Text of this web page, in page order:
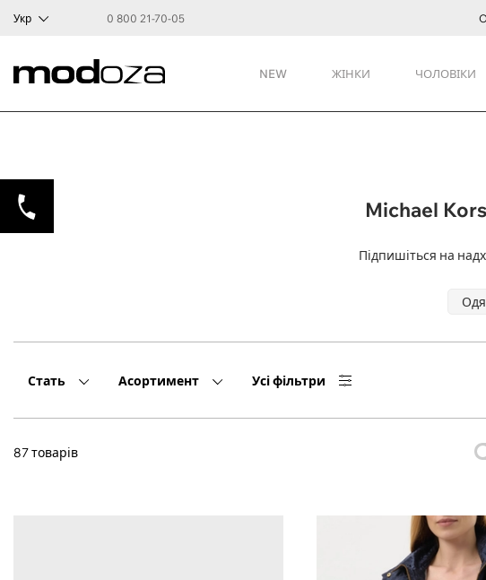
Укр 0 800 21-70-05
NEW ЖІНКИ ЧОЛОВІКИ
Michael
Підпишіться на
Стать Асортимент Усі фільтри
87 товарів